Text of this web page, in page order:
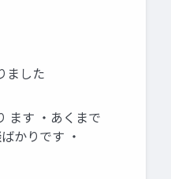
ました
ます ・あくまで
かりです ・